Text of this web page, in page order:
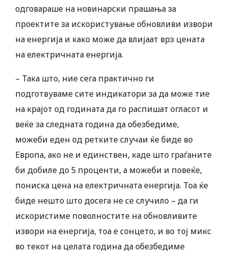
одговараше на новинарски прашања за
проектите за искористување обновливи извори
на енергија и како може да влијаат врз цената
на електричната енергија.
– Така што, ние сега практично ги
подготвуваме сите индикатори за да може тие
на крајот од годината да го распишат огласот и
веќе за следната година да обезбедиме,
можеби еден од ретките случаи ќе биде во
Европа, ако не и единствен, каде што граѓаните
би добиле до 5 проценти, а можеби и повеќе,
пониска цена на електричната енергија. Тоа ќе
биде нешто што досега не се случило – да ги
искористиме поволностите на обновливите
извори на енергија, тоа е сонцето, и во тој микс
во текот на целата година да обезбедиме